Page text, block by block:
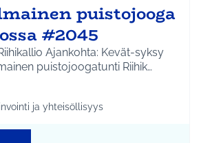
puistojooga
#2045
Ajankohta: Kevät-syksy
puistojoogatunti Riihik…
mukaan: Riihikallio
teeman mukaan: Hyvinvointi ja
ja yhteisöllisyys